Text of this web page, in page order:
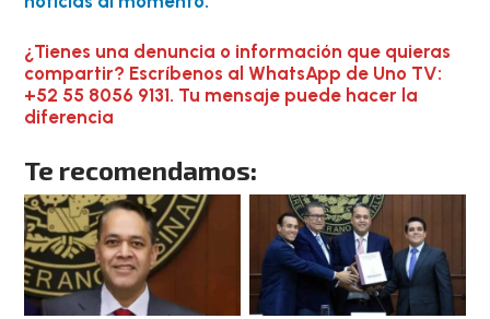
¿Tienes una denuncia o información que quieras
compartir? Escríbenos al WhatsApp de Uno TV:
+52 55 8056 9131. Tu mensaje puede hacer la
diferencia
Te recomendamos: